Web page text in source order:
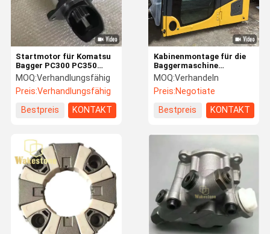
Kabinenmontage für die
Baggermaschine
KOMATSU PC300-8
Komplett-
Betriebskabinenersatz
mit Rahmen und
Innenraum
MOQ:Verhandeln
Preis:Negotiate
Bestpreis
KONTAKT
Startmotor für Komatsu
Bagger PC300 PC350
PC360-7 PC360-8
MOQ:Verhandlungsfähig
Preis:Verhandlungsfähig
Bestpreis
KONTAKT